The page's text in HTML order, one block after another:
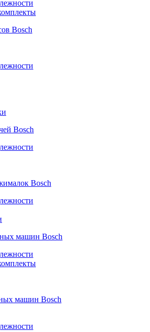
Bosch
Bosch
Bosch
машин Bosch
машин Bosch